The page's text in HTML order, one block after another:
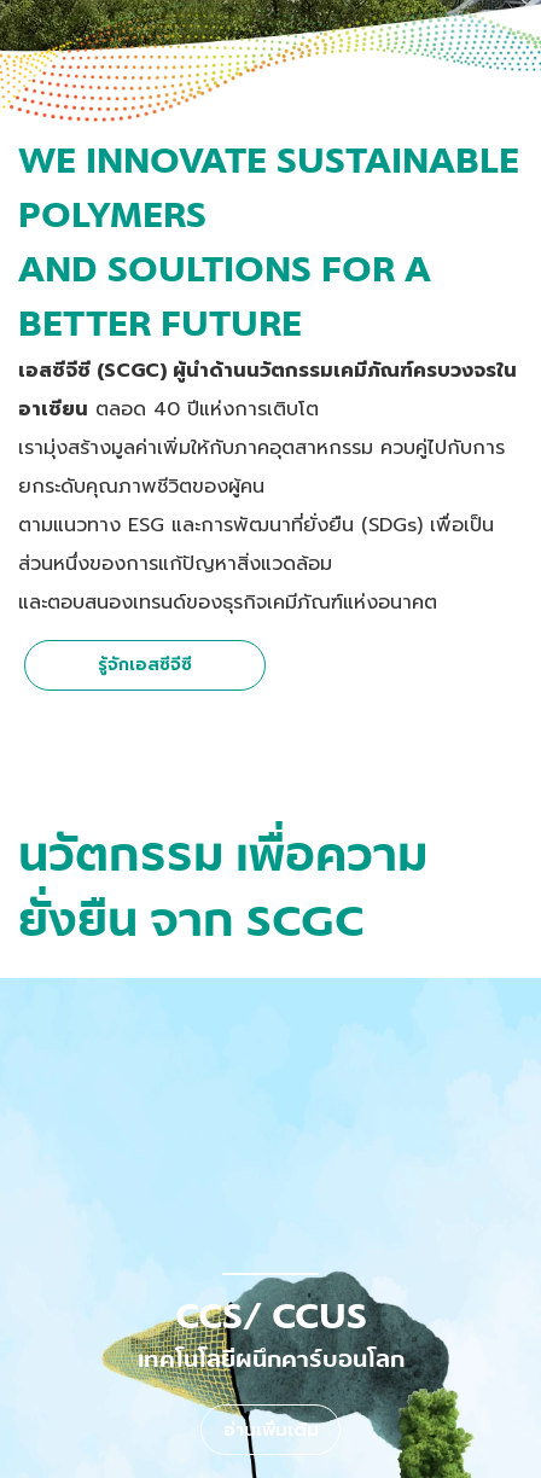
WE INNOVATE SUSTAINABLE
POLYMERS
AND SOULTIONS FOR A
BETTER FUTURE
เอสซีจีซี (SCGC) ผู้นำด้านนวัตกรรมเคมีภัณฑ์ครบวงจรใน
อาเซียน ตลอด 40 ปีแห่งการเติบโต
เรามุ่งสร้างมูลค่าเพิ่มให้กับภาคอุตสาหกรรม ควบคู่ไปกับการ
ยกระดับคุณภาพชีวิตของผู้คน
ตามแนวทาง ESG และการพัฒนาที่ยั่งยืน (SDGs) เพื่อเป็น
ส่วนหนึ่งของการแก้ปัญหาสิ่งแวดล้อม
และตอบสนองเทรนด์ของธุรกิจเคมีภัณฑ์แห่งอนาคต
รู้จักเอสซีจีซี
นวัตกรรม เพื่อความ
ยั่งยืน จาก SCGC
CCS/ CCUS
เทคโนโลยีผนึกคาร์บอนโลก
อ่านเพิ่มเติม